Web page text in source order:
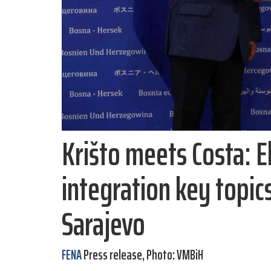
Krišto meets Costa:
integration key
Sarajevo
FENAPress release, Photo: VMBiH